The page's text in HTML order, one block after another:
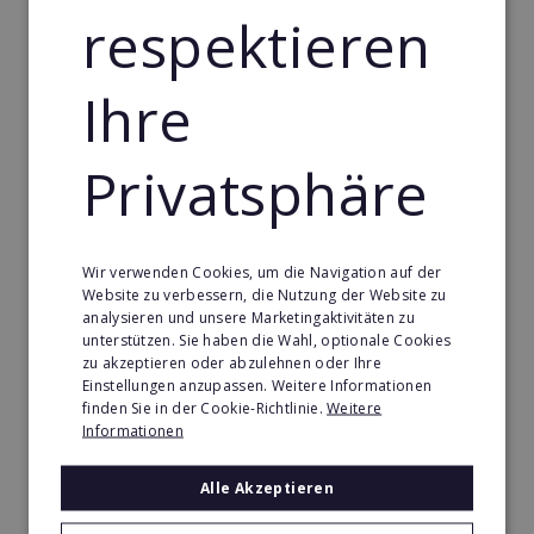
Checkliste: Ist meine Geschäftsidee
franchisetauglich?
Eine geplante Firmenexpansion ist ein guter
Zeitpunkt, um sich Gedanken zu machen, welche
Wachstumsstrategie sich für das jeweilige
respektieren
Ihre
Privatsphäre
Wir verwenden Cookies, um die Navigation auf der
Website zu verbessern, die Nutzung der Website zu
analysieren und unsere Marketingaktivitäten zu
unterstützen. Sie haben die Wahl, optionale Cookies
zu akzeptieren oder abzulehnen oder Ihre
Einstellungen anzupassen. Weitere Informationen
finden Sie in der Cookie-Richtlinie.Weitere
Informationen
Alle Akzeptieren